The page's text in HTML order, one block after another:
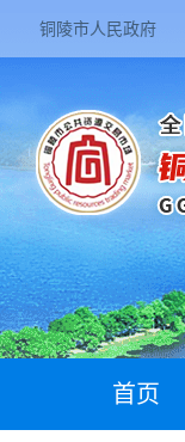
铜陵市人民政府
首页